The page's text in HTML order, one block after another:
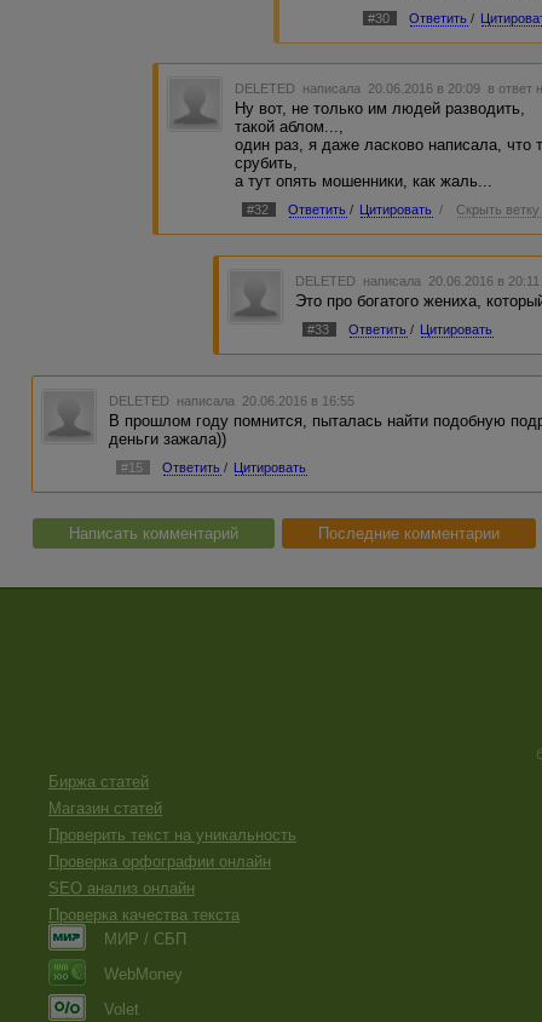
#30 Ответить /
DELETED написала 20.06.2016 в 20:09 в ответ
Ну вот, не только им людей разводить,
такой аблом...,
один раз, я даже ласково написала, что
срубить,
а тут опять мошенники, как жаль...
#32 Ответить / Цитировать / Скрыть ветку
DELETED написала 20.06.2016 в
Это про богатого жениха,
#33 Ответить / Цитировать
DELETED написала 20.06.2016 в 16:55
В прошлом году помнится, пыталась найти подобную
деньги зажала))
#15 Ответить / Цитировать
Написать комментарий Последние комментарии
Биржа статей
Магазин статей
Проверить текст на уникальность
Проверка орфографии онлайн
SEO анализ онлайн
Проверка качества текста
МИР / СБП
WebMoney
Volet